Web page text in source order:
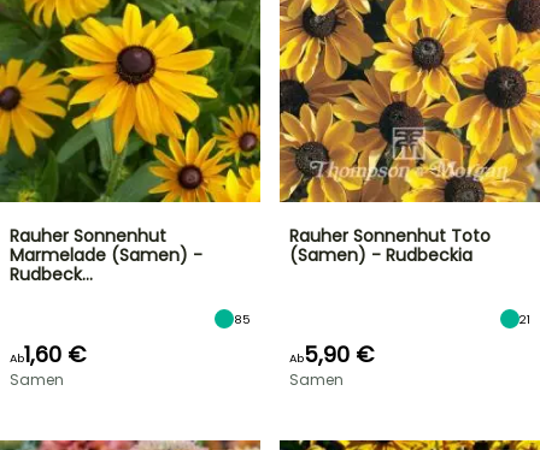
Rauher Sonnenhut
Marmelade (Samen) -
Rudbeck…
85
Ab1,60 €
Samen
Rauher Sonnenhut Toto
(Samen) - Rudbeckia
21
Ab5,90 €
Samen